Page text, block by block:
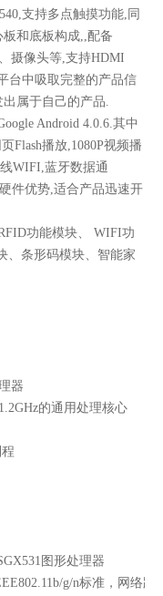
支持多点触摸功能,同
和底板构成,,配备
摄像头等,支持HDMI
台中吸取完整的产品信
属于自己的产品.
Android 4.0.6.其中
Flash播放,1080P视频播
WIFI,蓝牙数据通
件优势,适合产品迅速开
功能模块、 WIFI功
、条形码模块、智能家
器
的通用处理核心
图形处理器
g/n标准，网络距